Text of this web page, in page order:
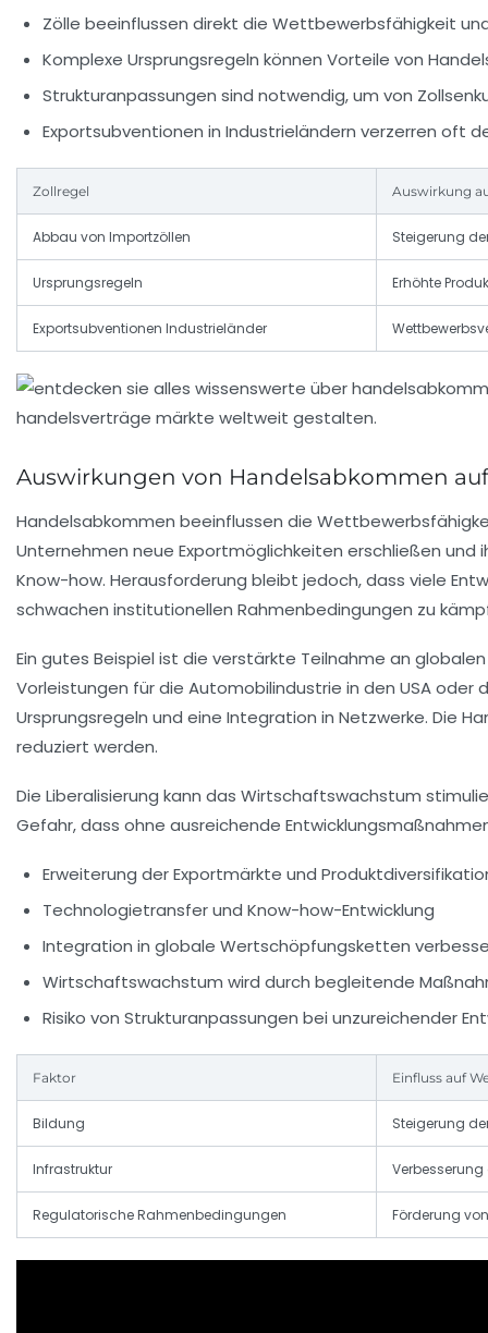
Zölle beeinflussen direkt die Wettbewerbsfähigkeit
Komplexe Ursprungsregeln können Vorteile von
Strukturanpassungen sind notwendig, um von
Exportsubventionen in Industrieländern verzerren oft
Zollregel Auswirkung
Abbau von Importzöllen Steigerung
Ursprungsregeln Erhöhte
Exportsubventionen Industrieländer
Auswirkungen von Handelsabkommen
Handelsabkommen beeinflussen die
Unternehmen neue Exportmöglichkeiten erschließen
Know-how. Herausforderung bleibt jedoch, dass viele
schwachen institutionellen Rahmenbedingungen zu
Ein gutes Beispiel ist die verstärkte Teilnahme an
Vorleistungen für die Automobilindustrie in den USA
Ursprungsregeln und eine Integration in Netzwerke. Die
reduziert werden.
Die Liberalisierung kann das Wirtschaftswachstum
Gefahr, dass ohne ausreichende
Erweiterung der Exportmärkte und
Technologietransfer und Know-how-Entwicklung
Integration in globale Wertschöpfungsketten
Wirtschaftswachstum wird durch begleitende
Risiko von Strukturanpassungen bei unzureichender
Faktor Einfluss auf
Bildung Steigerung
Infrastruktur
Regulatorische Rahmenbedingungen Förderung